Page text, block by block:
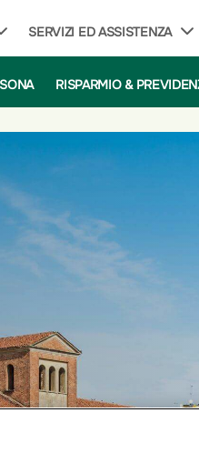
SERVIZI ED ASSISTENZA
RISPARMIO &